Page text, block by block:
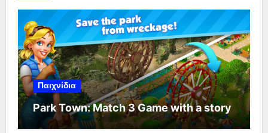
Παιχνίδια
Park Town: Match 3 Game with a story